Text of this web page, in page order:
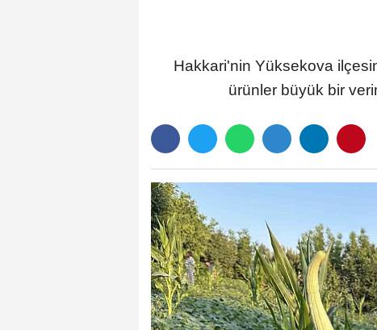
Hakkari'nin Yüksekova
ürünler büyük bir